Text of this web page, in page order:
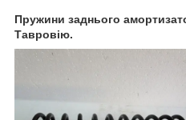
Пружини заднього
Тавровію.